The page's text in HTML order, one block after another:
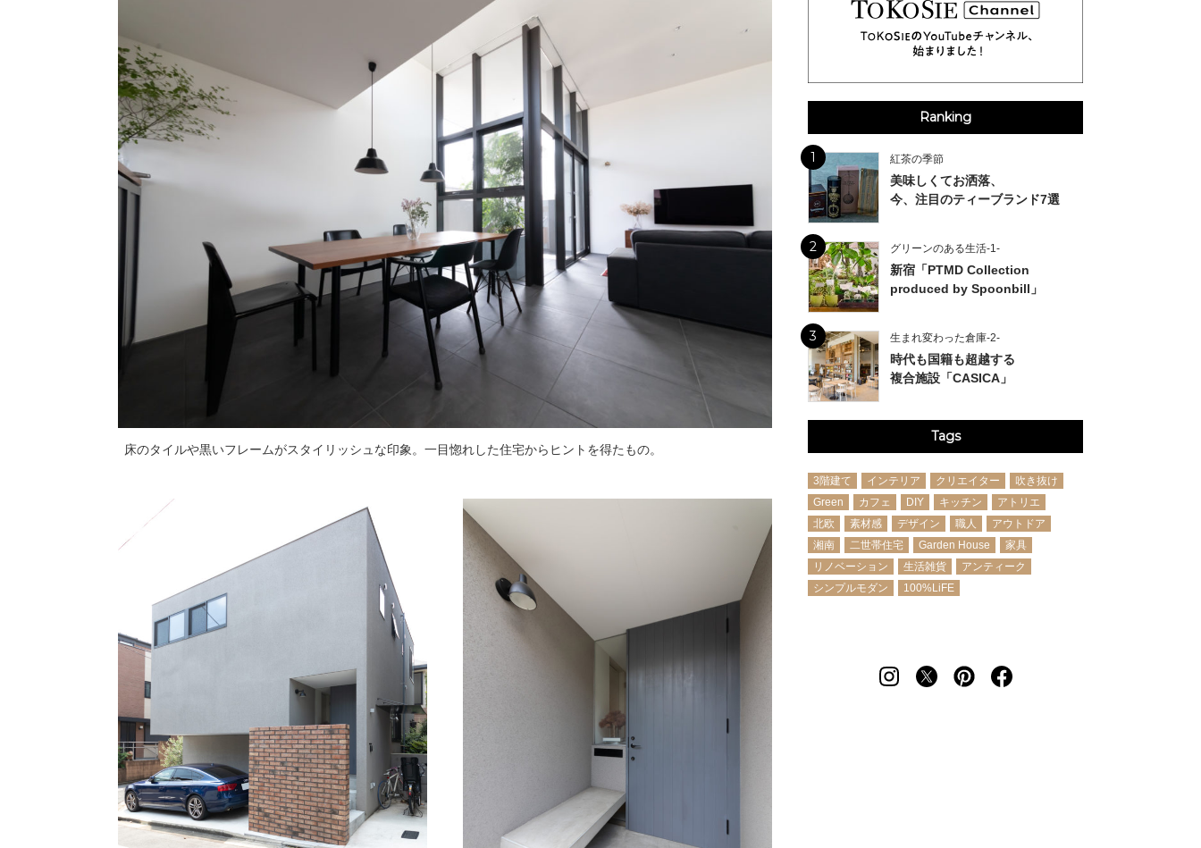
床のタイルや黒いフレームがスタイリッシュな印象。一目惚れした住宅からヒントを得たもの。
Ranking
1 紅茶の季節
美味しくてお洒落、
今、注目のティーブランド7選
2 グリーンのある生活-1-
新宿「PTMD Collection
produced by Spoonbill」
3 生まれ変わった倉庫-2-
時代も国籍も超越する
複合施設「CASICA」
Tags
3階建て インテリア クリエイター
吹き抜け
Green
カフェ DIY キッチン
アトリエ
北欧
素材感 デザイン 職人
アウトドア
湘南
二世帯住宅 Garden House
家具
リノベーション
生活雑貨
アンティーク
シンプルモダン
100%LiFE